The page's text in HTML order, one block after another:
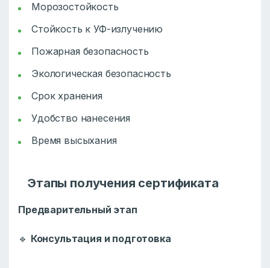
Морозостойкость
Стойкость к УФ-излучению
Пожарная безопасность
Экологическая безопасность
Срок хранения
Удобство нанесения
Время высыхания
Этапы получения сертификата
Предварительный этап
🔹 Консультация и подготовка